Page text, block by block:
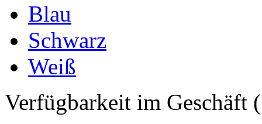
Blau
Schwarz
Weiß
Verfügbarkeit im Geschäft